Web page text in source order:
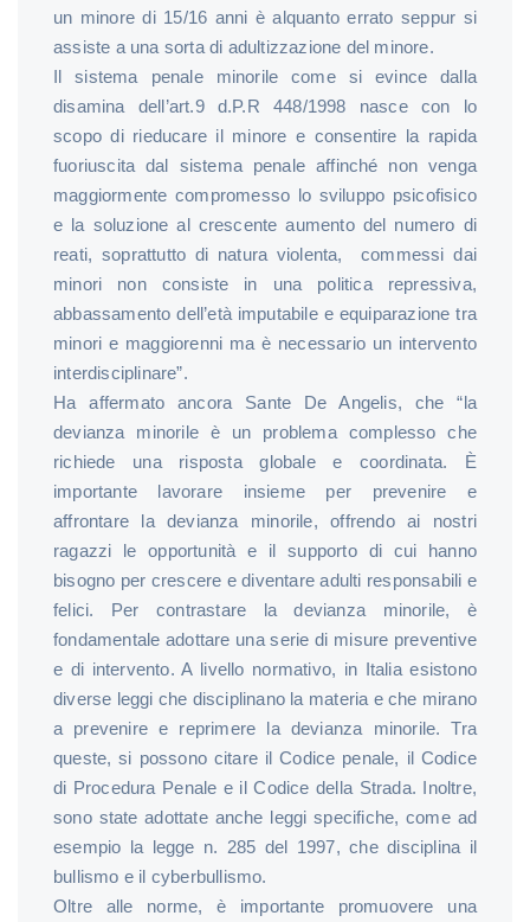
un minore di 15/16 anni è alquanto errato seppur si
assiste a una sorta di adultizzazione del minore.
Il sistema penale minorile come si evince dalla
disamina dell’art.9 d.P.R 448/1998 nasce con lo
scopo di rieducare il minore e consentire la rapida
fuoriuscita dal sistema penale affinché non venga
maggiormente compromesso lo sviluppo psicofisico
e la soluzione al crescente aumento del numero di
reati, soprattutto di natura violenta, commessi dai
minori non consiste in una politica repressiva,
abbassamento dell’età imputabile e equiparazione tra
minori e maggiorenni ma è necessario un intervento
interdisciplinare”.
Ha affermato ancora Sante De Angelis, che “la
devianza minorile è un problema complesso che
richiede una risposta globale e coordinata. È
importante lavorare insieme per prevenire e
affrontare la devianza minorile, offrendo ai nostri
ragazzi le opportunità e il supporto di cui hanno
bisogno per crescere e diventare adulti responsabili e
felici. Per contrastare la devianza minorile, è
fondamentale adottare una serie di misure preventive
e di intervento. A livello normativo, in Italia esistono
diverse leggi che disciplinano la materia e che mirano
a prevenire e reprimere la devianza minorile. Tra
queste, si possono citare il Codice penale, il Codice
di Procedura Penale e il Codice della Strada. Inoltre,
sono state adottate anche leggi specifiche, come ad
esempio la legge n. 285 del 1997, che disciplina il
bullismo e il cyberbullismo.
Oltre alle norme, è importante promuovere una